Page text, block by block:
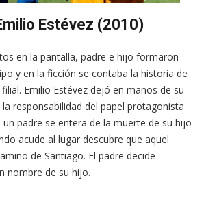
Estévez (2010)
en la pantalla, padre e hijo formaron
y en la ficción se contaba la historia de
Emilio Estévez dejó en manos de su
responsabilidad del papel protagonista
un padre se entera de la muerte de su hijo
acude al lugar descubre que aquel
de Santiago. El padre decide
nombre de su hijo.